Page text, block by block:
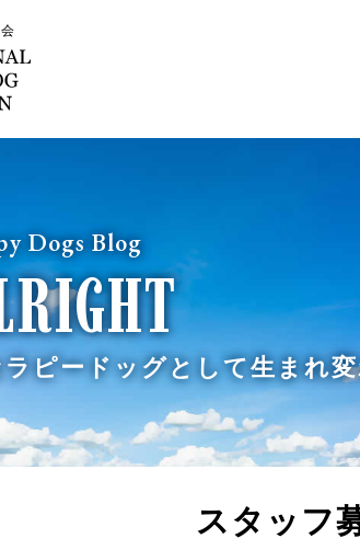
Dogs Blog
ピードッグとして生まれ
スタッフ